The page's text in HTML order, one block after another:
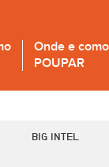
Onde e como
POUPAR
BIG INTEL